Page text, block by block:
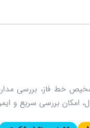
خط فاز، بررسی
امکان بررسی سریع و